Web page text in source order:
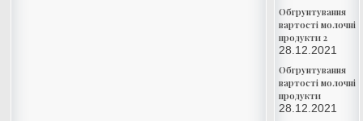
Обгрунтування
вартості молочні
продукти 2
28.12.2021
Обгрунтування
вартості молочні
продукти
28.12.2021